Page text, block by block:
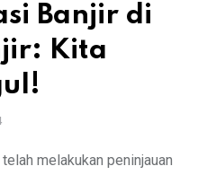
Banjir di
Kita
melakukan peninjauan